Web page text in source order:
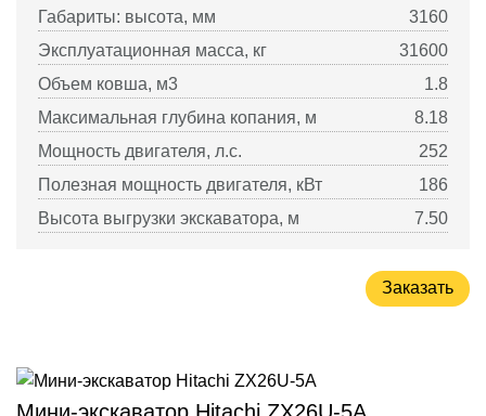
Габариты: высота, мм
3160
Эксплуатационная масса, кг
31600
Объем ковша, м3
1.8
Максимальная глубина копания, м
8.18
Мощность двигателя, л.с.
252
Полезная мощность двигателя, кВт
186
Высота выгрузки экскаватора, м
7.50
Заказать